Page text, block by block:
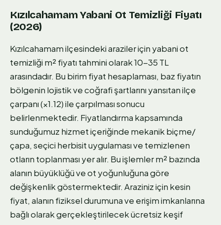
Kızılcahamam Yabani Ot Temizliği Fiyatı
(2026)
Kızılcahamam ilçesindeki araziler için yabani ot
temizliği m² fiyatı tahmini olarak 10-35 TL
arasındadır. Bu birim fiyat hesaplaması, baz fiyatın
bölgenin lojistik ve coğrafi şartlarını yansıtan ilçe
çarpanı (×1.12) ile çarpılması sonucu
belirlenmektedir. Fiyatlandırma kapsamında
sunduğumuz hizmet içeriğinde mekanik biçme/
çapa, seçici herbisit uygulaması ve temizlenen
otların toplanması yer alır. Bu işlemler m² bazında
alanın büyüklüğü ve ot yoğunluğuna göre
değişkenlik göstermektedir. Araziniz için kesin
fiyat, alanın fiziksel durumuna ve erişim imkanlarına
bağlı olarak gerçekleştirilecek ücretsiz keşif